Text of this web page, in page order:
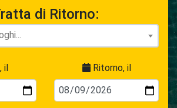
di Ritorno:
il Ritorno, il